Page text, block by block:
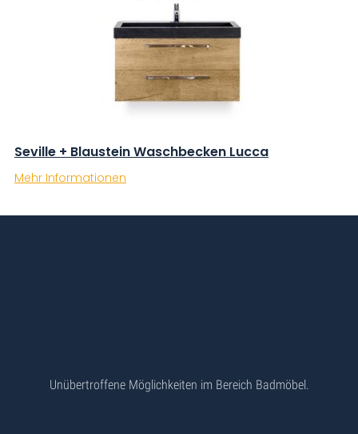
Seville + Blaustein Waschbecken Lucca
Mehr Informationen
Unübertroffene Möglichkeiten im Bereich Badmöbel.